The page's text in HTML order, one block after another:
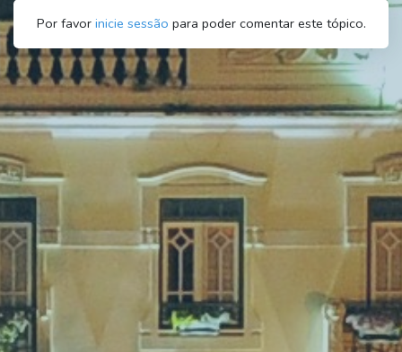
Por favor inicie sessão para poder comentar este tópico.